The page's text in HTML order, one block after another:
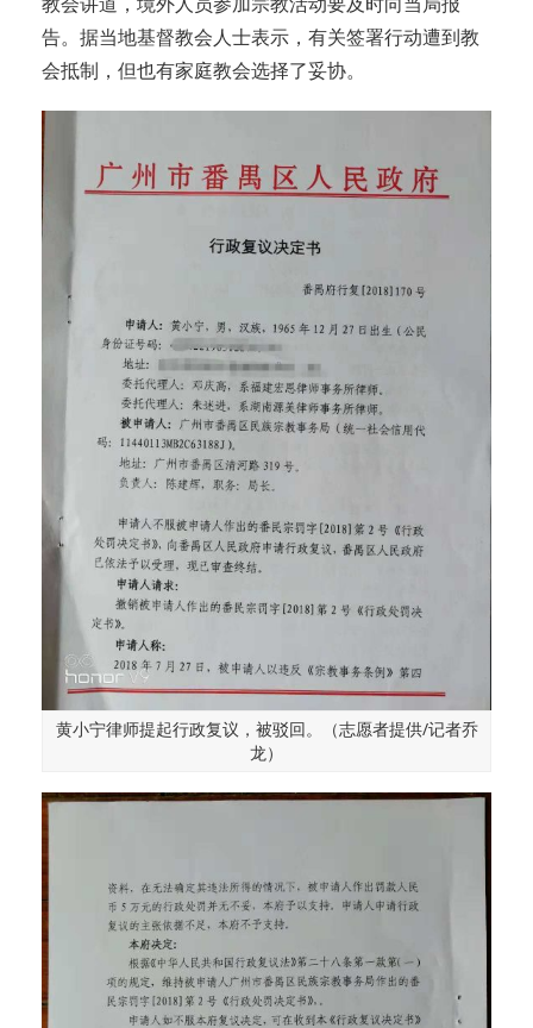
告。据当地基督教会人士表示，有关签署行动遭到教
会抵制，但也有家庭教会选择了妥协。
黄小宁律师提起行政复议，被驳回。（志愿者提供/记者乔
龙）